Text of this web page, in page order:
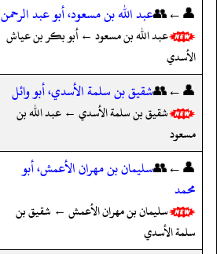
👤←👥عبد الله بن مسعود، أبو عبد الرحمن
عبد الله بن مسعود ← أبو بكر بن عياش
الأسدي
👤←👥شقيق بن سلمة الأسدي، أبو وائل
شقيق بن سلمة الأسدي ← عبد الله بن
مسعود
👤←👥سليمان بن مهران الأعمش، أبو
محمد
سليمان بن مهران الأعمش ← شقيق بن
سلمة الأسدي